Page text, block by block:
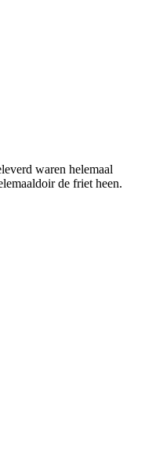
waren helemaal
de friet heen.